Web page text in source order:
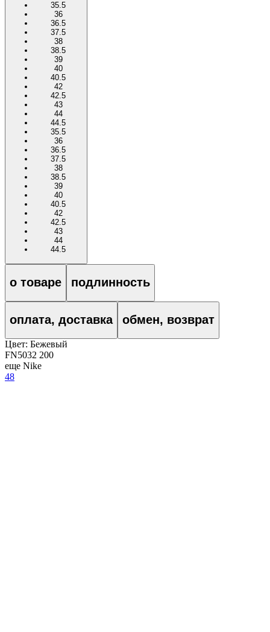
35.5
36
36.5
37.5
38
38.5
39
40
40.5
42
42.5
43
44
44.5
35.5
36
36.5
37.5
38
38.5
39
40
40.5
42
42.5
43
44
44.5
о товаре подлинность
оплата, доставка обмен, возврат
Цвет: Бежевый
FN5032 200
еще Nike
48